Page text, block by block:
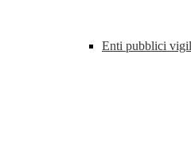
Enti pubblici